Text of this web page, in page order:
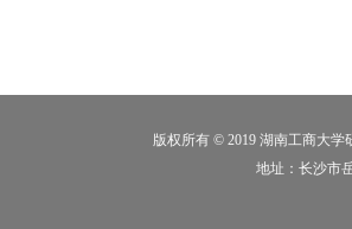
版权所有 © 2019 湖南工商大学
地址：长沙市